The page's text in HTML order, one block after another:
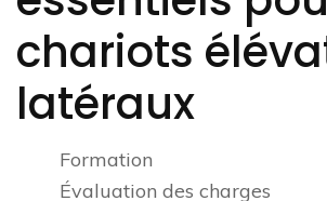
chariots
latéraux
Formation
Évaluation des charges